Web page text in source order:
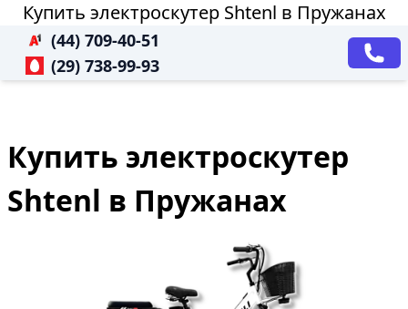
Купить электроскутер Shtenl в Пружанах
(44) 709-40-51
(29) 738-99-93
Купить электроскутер
Shtenl в Пружанах